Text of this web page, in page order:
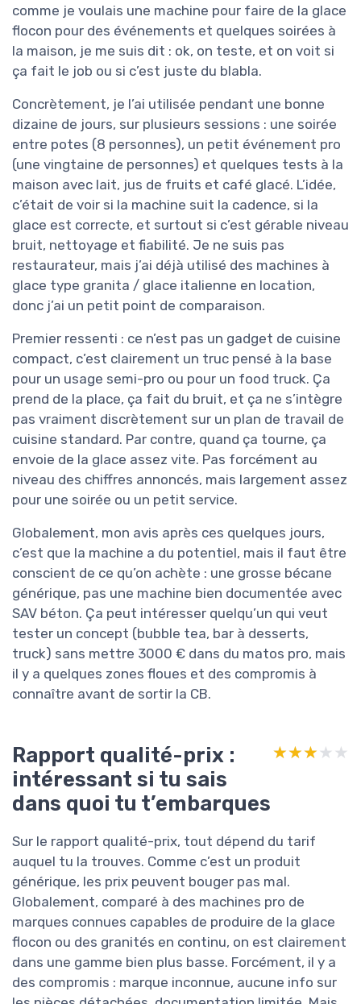
comme je voulais une machine pour faire de la glace
flocon pour des événements et quelques soirées à
la maison, je me suis dit : ok, on teste, et on voit si
ça fait le job ou si c’est juste du blabla.
Concrètement, je l’ai utilisée pendant une bonne
dizaine de jours, sur plusieurs sessions : une soirée
entre potes (8 personnes), un petit événement pro
(une vingtaine de personnes) et quelques tests à la
maison avec lait, jus de fruits et café glacé. L’idée,
c’était de voir si la machine suit la cadence, si la
glace est correcte, et surtout si c’est gérable niveau
bruit, nettoyage et fiabilité. Je ne suis pas
restaurateur, mais j’ai déjà utilisé des machines à
glace type granita / glace italienne en location,
donc j’ai un petit point de comparaison.
Premier ressenti : ce n’est pas un gadget de cuisine
compact, c’est clairement un truc pensé à la base
pour un usage semi-pro ou pour un food truck. Ça
prend de la place, ça fait du bruit, et ça ne s’intègre
pas vraiment discrètement sur un plan de travail de
cuisine standard. Par contre, quand ça tourne, ça
envoie de la glace assez vite. Pas forcément au
niveau des chiffres annoncés, mais largement assez
pour une soirée ou un petit service.
Globalement, mon avis après ces quelques jours,
c’est que la machine a du potentiel, mais il faut être
conscient de ce qu’on achète : une grosse bécane
générique, pas une machine bien documentée avec
SAV béton. Ça peut intéresser quelqu’un qui veut
tester un concept (bubble tea, bar à desserts,
truck) sans mettre 3000 € dans du matos pro, mais
il y a quelques zones floues et des compromis à
connaître avant de sortir la CB.
Rapport qualité-prix :
intéressant si tu sais
dans quoi tu t’embarques
★★★★★
★★★★★
Sur le rapport qualité-prix, tout dépend du tarif
auquel tu la trouves. Comme c’est un produit
générique, les prix peuvent bouger pas mal.
Globalement, comparé à des machines pro de
marques connues capables de produire de la glace
flocon ou des granités en continu, on est clairement
dans une gamme bien plus basse. Forcément, il y a
des compromis : marque inconnue, aucune info sur